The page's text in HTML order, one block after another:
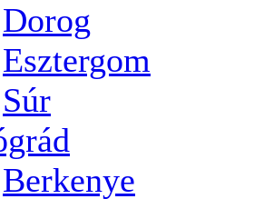
Dorog
Esztergom
Súr
Berkenye